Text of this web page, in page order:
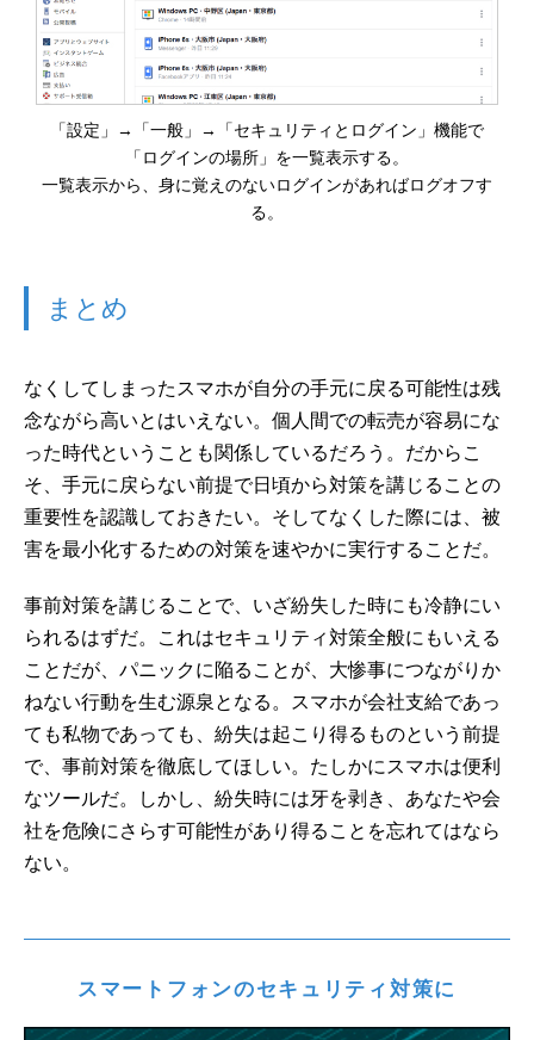
「設定」→「一般」→「セキュリティとログイン」機能で
「ログインの場所」を一覧表示する。
一覧表示から、身に覚えのないログインがあればログオフす
る。
まとめ
なくしてしまったスマホが自分の手元に戻る可能性は残
念ながら高いとはいえない。個人間での転売が容易にな
った時代ということも関係しているだろう。だからこ
そ、手元に戻らない前提で日頃から対策を講じることの
重要性を認識しておきたい。そしてなくした際には、被
害を最小化するための対策を速やかに実行することだ。
事前対策を講じることで、いざ紛失した時にも冷静にい
られるはずだ。これはセキュリティ対策全般にもいえる
ことだが、パニックに陥ることが、大惨事につながりか
ねない行動を生む源泉となる。スマホが会社支給であっ
ても私物であっても、紛失は起こり得るものという前提
で、事前対策を徹底してほしい。たしかにスマホは便利
なツールだ。しかし、紛失時には牙を剥き、あなたや会
社を危険にさらす可能性があり得ることを忘れてはなら
ない。
スマートフォンのセキュリティ対策に